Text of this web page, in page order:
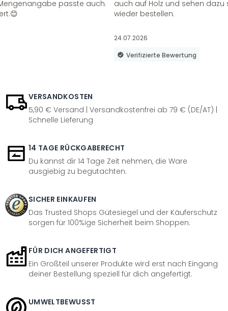
passte auch.
auch auf Holz und sehen
wieder bestellen.
24.07.2026
Verifizierte Bewertung
VERSANDKOSTEN
5,90 € Versand | Versandkostenfrei ab 79 € (DE/AT) |
Schnelle Lieferung
14 TAGE RÜCKGABERECHT
Du kannst dir 14 Tage Zeit nehmen, die Ware
ausgiebig zu begutachten.
SICHER EINKAUFEN
Das Trusted Shops Gütesiegel und der Käuferschutz
sorgen für 100%ige Sicherheit beim Shoppen.
FÜR DICH ANGEFERTIGT
Ein Großteil unserer Produkte wird erst nach Eingang
deiner Bestellung speziell für dich angefertigt.
UMWELTBEWUSST